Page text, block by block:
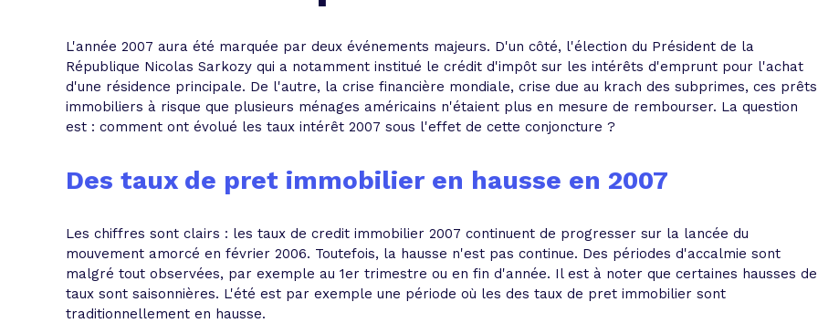
Tous les outils prêt immobilier
Profitez de notre expertise au meilleur taux !
Trouvez votre prêt conso au meilleur taux !
Bénéficiez de notre expertise en regroupement de crédits
L'année 2007 aura été marquée par deux événements majeurs. D'un côté, l'élection du Président de la
République Nicolas Sarkozy qui a notamment institué le crédit d'impôt sur les intérêts d'emprunt pour l'achat
d'une résidence principale. De l'autre, la crise financière mondiale, crise due au krach des subprimes, ces prêts
immobiliers à risque que plusieurs ménages américains n'étaient plus en mesure de rembourser. La question
est : comment ont évolué les taux intérêt 2007 sous l'effet de cette conjoncture ?
Des taux de pret immobilier en hausse en 2007
Les chiffres sont clairs : les taux de credit immobilier 2007 continuent de progresser sur la lancée du
mouvement amorcé en février 2006. Toutefois, la hausse n'est pas continue. Des périodes d'accalmie sont
malgré tout observées, par exemple au 1er trimestre ou en fin d'année. Il est à noter que certaines hausses de
taux sont saisonnières. L'été est par exemple une période où les des taux de pret immobilier sont
traditionnellement en hausse.